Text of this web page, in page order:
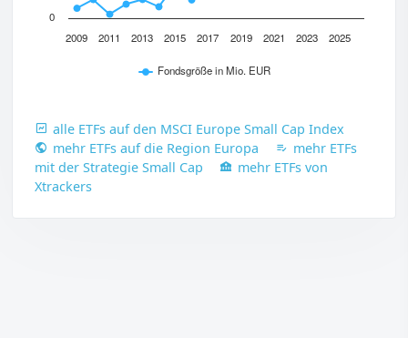
Fondsgröße in Mio. EUR
2009 2011 2013 2015 2017 2019 2021 2023 2025
0
alle ETFs auf den MSCI Europe Small Cap Index
mehr ETFs auf die Region Europa
mehr ETFs
mit der Strategie Small Cap
mehr ETFs von
Xtrackers